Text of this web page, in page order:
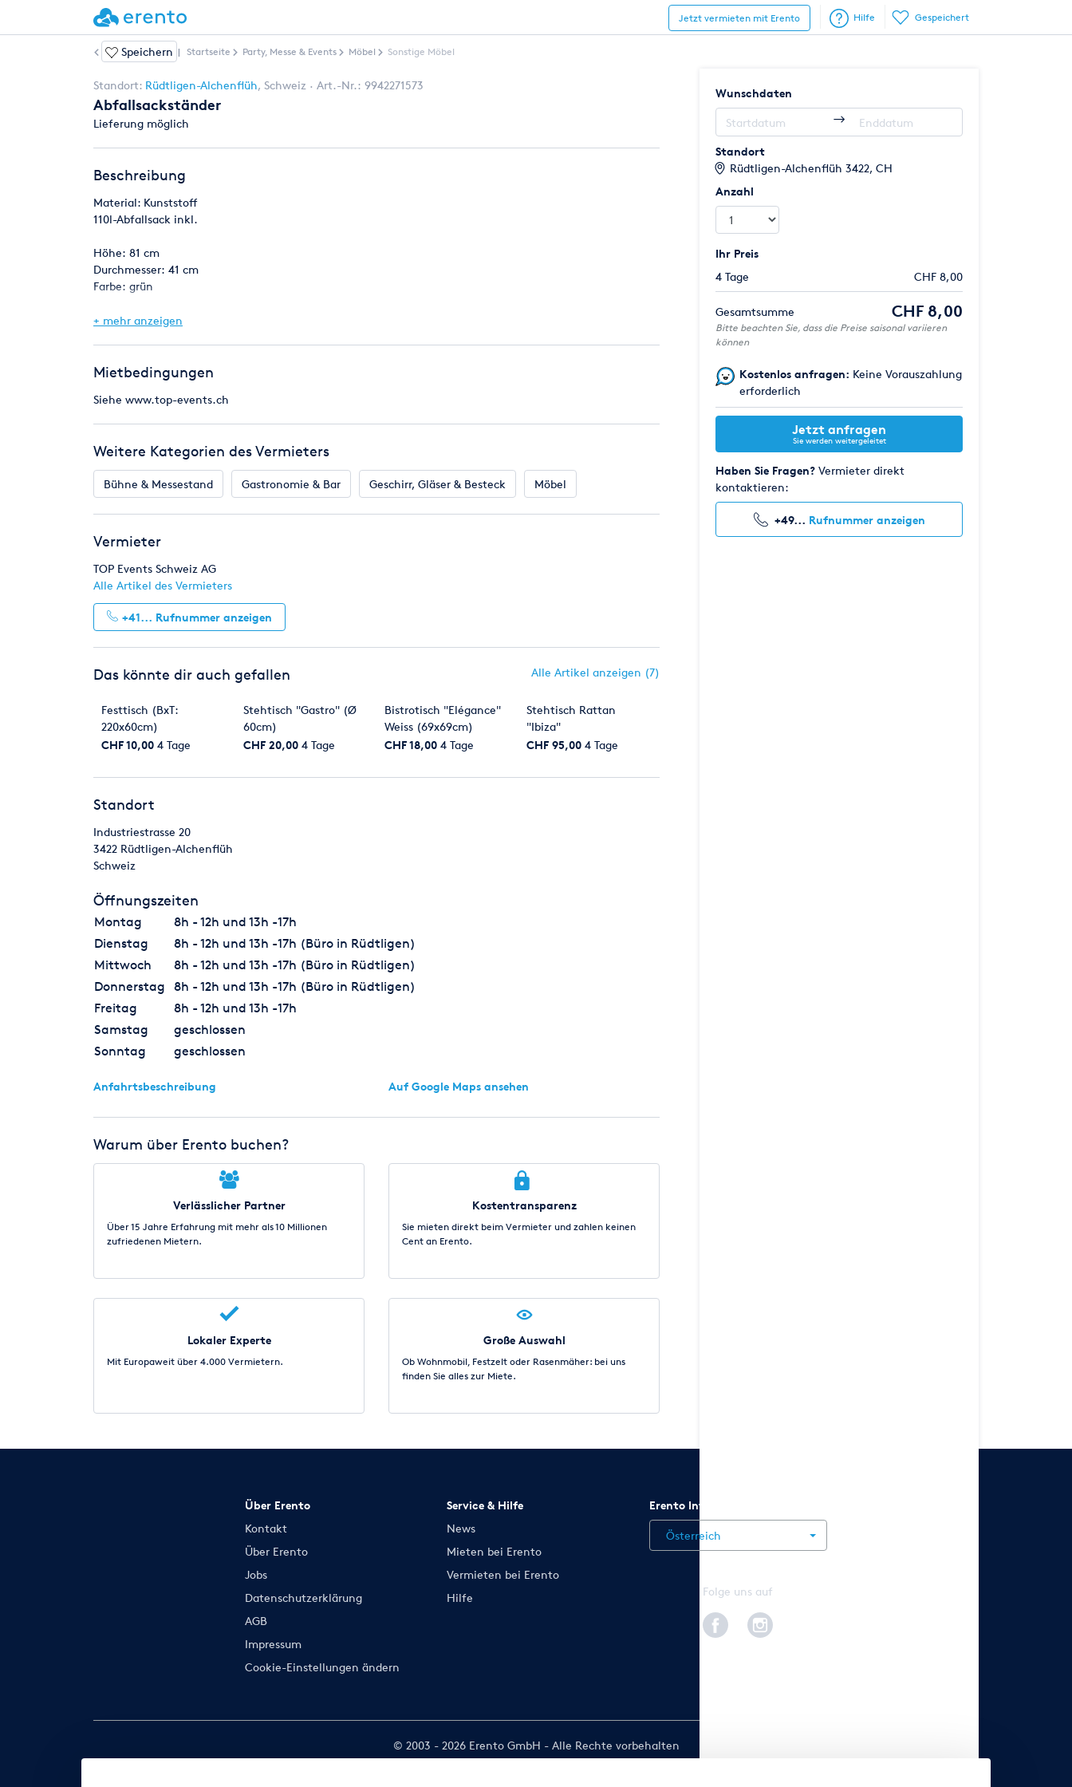
Gespeichert
Jetzt vermieten mit Erento Hilfe
Weitere Artikel | Startseite Party, Messe & Events Möbel Sonstige Möbel
Speichern
Standort: Rüdtligen-Alchenflüh, Schweiz Art.-Nr.: 9942271573
Abfallsackständer
Lieferung möglich
Beschreibung
Material: Kunststoff
110l-Abfallsack inkl.
Höhe: 81 cm
Durchmesser: 41 cm
Farbe: grün
+ mehr anzeigen
Mietbedingungen
Siehe www.top-events.ch
Weitere Kategorien des Vermieters
Bühne & Messestand Gastronomie & Bar Geschirr, Gläser & Besteck Möbel
Vermieter
TOP Events Schweiz AG
Alle Artikel des Vermieters
+41... Rufnummer anzeigen
Das könnte dir auch gefallen Alle Artikel anzeigen (7)
Festtisch (BxT:
220x60cm)
CHF 10,00 4 Tage
Stehtisch "Gastro" (Ø
60cm)
CHF 20,004 Tage
Bistrotisch "Elégance"
Weiss (69x69cm)
CHF 18,00 4 Tage
Stehtisch Rattan
"Ibiza"
CHF 95,004 Tage
Standort
Industriestrasse 20
3422 Rüdtligen-Alchenflüh
Schweiz
Öffnungszeiten
Montag
8h - 12h und 13h -17h
Dienstag
8h - 12h und 13h -17h (Büro in Rüdtligen)
Mittwoch
8h - 12h und 13h -17h (Büro in Rüdtligen)
Donnerstag
8h - 12h und 13h -17h (Büro in Rüdtligen)
Freitag
8h - 12h und 13h -17h
Samstag
geschlossen
Sonntag
geschlossen
Anfahrtsbeschreibung Auf Google Maps ansehen
Warum über Erento buchen?
Verlässlicher Partner
Über 15 Jahre Erfahrung mit mehr als 10 Millionen
zufriedenen Mietern.
Lokaler Experte
Mit Europaweit über 4.000 Vermietern.
Kostentransparenz
Sie mieten direkt beim Vermieter und zahlen keinen
Cent an Erento.
Große Auswahl
Ob Wohnmobil, Festzelt oder Rasenmäher: bei uns
finden Sie alles zur Miete.
Wunschdaten
Standort
Rüdtligen-Alchenflüh 3422, CH
Anzahl
Ihr Preis
4 Tage
CHF 8,00
Gesamtsumme CHF 8,00
Bitte beachten Sie, dass die Preise saisonal variieren
können
Kostenlos anfragen: Keine Vorauszahlung
erforderlich
Jetzt anfragen
Sie werden weitergeleitet
Haben Sie Fragen? Vermieter direkt
kontaktieren:
+49... Rufnummer anzeigen
Über Erento
Kontakt
Über Erento
Jobs
Datenschutzerklärung
AGB
Impressum
Cookie-Einstellungen ändern
Service & Hilfe
News
Mieten bei Erento
Vermieten bei Erento
Hilfe
Erento International
Österreich
Folge uns auf
© 2003 - 2026 Erento GmbH - Alle Rechte vorbehalten
Ausgewiesene Marken gehören den jeweiligen Eigentümern.